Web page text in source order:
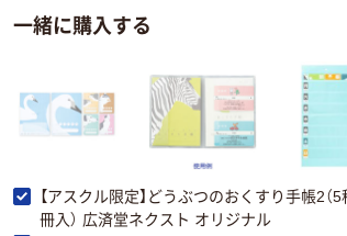
一緒に購入する
【アスクル限定】どうぶつのおくすり手帳2（5
冊入） 広済堂ネクスト オリジナル